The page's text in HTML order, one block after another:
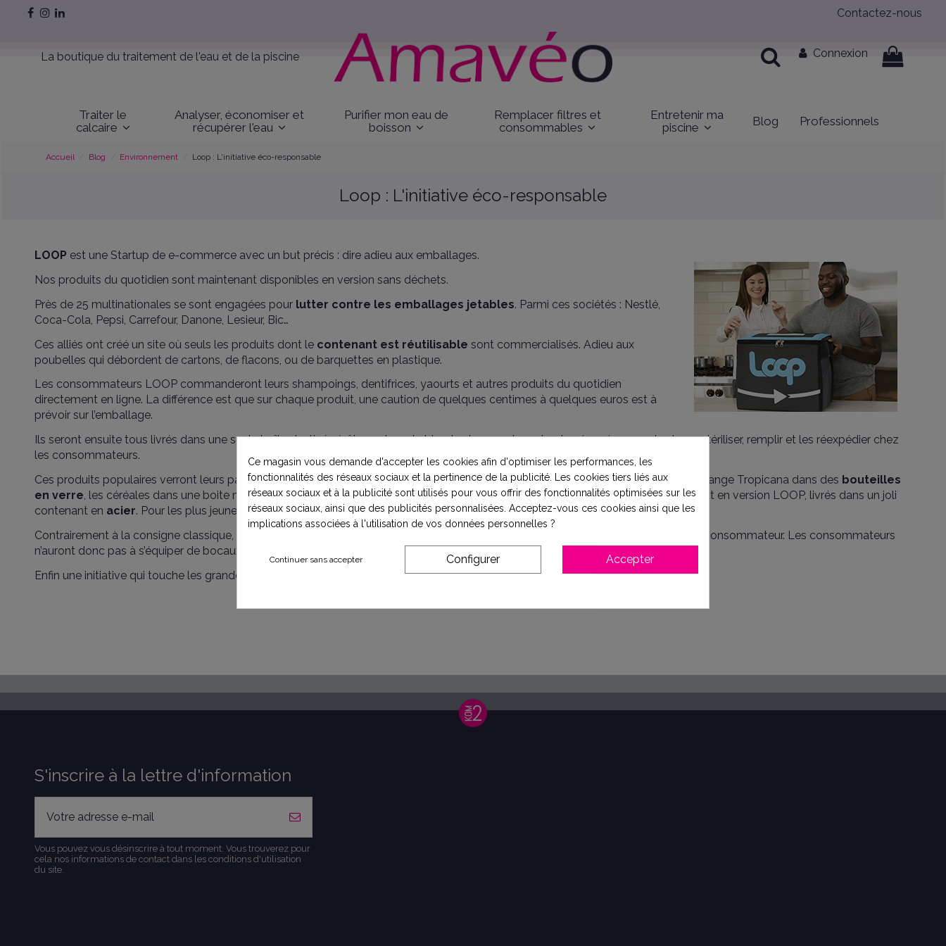
Contactez-nous
La boutique du traitement de l'eau et de la piscine Connexion
Traiter le
calcaire
Analyser, économiser et
récupérer l'eau
Purifier mon eau de
boisson
Remplacer filtres et
consommables
Entretenir ma
piscine
Blog Professionnels
Accueil Blog Environnement Loop : L'initiative éco-responsable
Loop : L'initiative éco-responsable
LOOP est une Startup de e-commerce avec un but précis : dire adieu aux emballages.
Nos produits du quotidien sont maintenant disponibles en version sans déchets.
Près de 25 multinationales se sont engagées pourlutter contre les emballages jetables. Parmi ces sociétés : Nestlé,
Coca-Cola, Pepsi, Carrefour, Danone, Lesieur, Bic…
Ces alliés ont créé un site où seuls les produits dont le contenant est réutilisable sont commercialisés. Adieu aux
poubelles qui débordent de cartons, de flacons, ou de barquettes en plastique.
Les consommateurs LOOP commanderont leurs shampoings, dentifrices, yaourts et autres produits du quotidien
directement en ligne. La différence est que sur chaque produit, une caution de quelques centimes à quelques euros est à
prévoir sur l’emballage.
Ils seront ensuite tous livrés dans une seule boîte destinée à être un bac de tri, qu’un transporteur viendra récupérer pour les laver, stériliser, remplir et les réexpédier chez
les consommateurs.
Ces produits populaires verront leurs packagings changer comme les pots de glace Häagen-Dazs qui seront enmétal , les jus d’orange Tropicana dans des bouteilles
en verre, les céréales dans une boite métallique… Même sort pour les petits gâteaux individualisés dans un sachet plastique, seront en version LOOP, livrés dans un joli
contenant en acier. Pour les plus jeunes, une boite à goûter facilement transportable sera prévue à cet effet.
Contrairement à la consigne classique, la Startup imagine en effet que des camions viendront récupérer le bac de tri chez chaque consommateur. Les consommateurs
n’auront donc pas à s’équiper de bocaux avant d’aller dans leur supermarché en vrac.
Enfin une initiative qui touche les grandes marques ! AMAVEO salue cette initiative.
S'inscrire à la lettre d'information
Vous pouvez vous désinscrire à tout moment. Vous trouverez pour
cela nos informations de contact dans les conditions d'utilisation
du site.
Ce magasin vous demande d'accepter les cookies afin d'optimiser les performances, les
fonctionnalités des réseaux sociaux et la pertinence de la publicité. Les cookies tiers liés aux
réseaux sociaux et à la publicité sont utilisés pour vous offrir des fonctionnalités optimisées sur les
réseaux sociaux, ainsi que des publicités personnalisées. Acceptez-vous ces cookies ainsi que les
implications associées à l'utilisation de vos données personnelles ?
Continuer sans accepter Configurer Accepter